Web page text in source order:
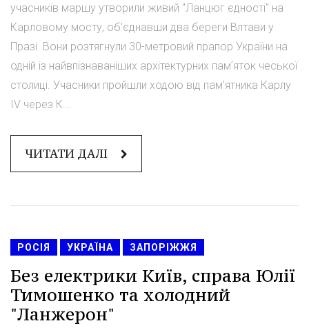
учасників маршу утворили живий "Ланцюг єдності" на
Карловому мосту, об'єднавши два береги Влтави у
Празі. Вони розтягнули 30-метровий прапор України на
одній із найвпізнаваніших архітектурних памʼяток чеської
столиці. Учасники пройшли ходою від пам'ятника Карлу
IV через К...
ЧИТАТИ ДАЛІ
РОСІЯ УКРАЇНА ЗАПОРІЖЖЯ
Без електрики Київ, справа Юлії
Тимошенко та холодний
"Ланжерон"